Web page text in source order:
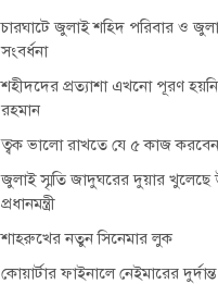
চারঘাটে জুলাই শহিদ পরিবার ও
সংবর্ধনা
শহীদদের প্রত্যাশা এখনো পূরণ
রহমান
ত্বক ভালো রাখতে যে ৫ কাজ করবেন
জুলাই স্মৃতি জাদুঘরের দুয়ার খুলেছে
প্রধানমন্ত্রী
শাহরুখের নতুন সিনেমার লুক
কোয়ার্টার ফাইনালে নেইমারের